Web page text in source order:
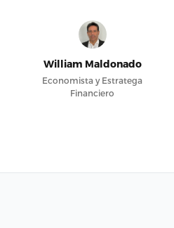
William Maldonado
Economista y Estratega
Financiero